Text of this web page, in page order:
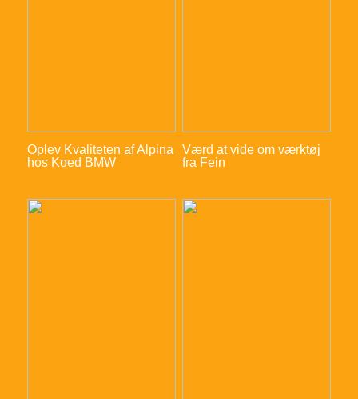
Oplev Kvaliteten af Alpina
hos Koed BMW
Værd at vide om værktøj
fra Fein